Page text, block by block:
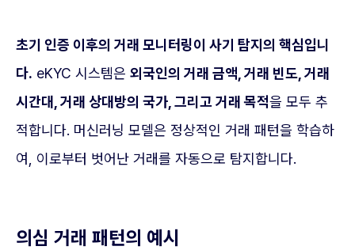
초기 인증 이후의 거래 모니터링이 사기 탐지의 핵심입니
다. eKYC 시스템은 외국인의 거래 금액, 거래 빈도, 거래
시간대, 거래 상대방의 국가, 그리고 거래 목적을 모두 추
적합니다. 머신러닝 모델은 정상적인 거래 패턴을 학습하
여, 이로부터 벗어난 거래를 자동으로 탐지합니다.
의심 거래 패턴의 예시